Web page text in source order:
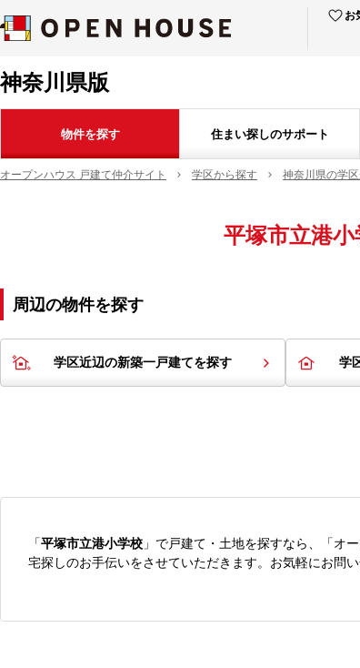
お
神奈川県版
物件を探す 住まい探しのサポート
オープンハウス 戸建て仲介サイト 学区から探す 神奈川県の学
平塚市立港小
周辺の物件を探す
学区近辺の新築一戸建てを探す 学
「平塚市立港小学校 」で戸建て・土地を探すなら、「オ
宅探しのお手伝いをさせていただきます。お気軽にお問い